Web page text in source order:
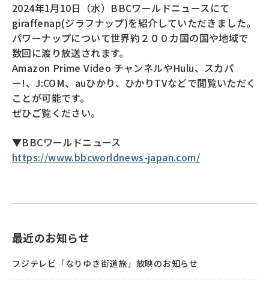
2024年1月10日（水）BBCワールドニュースにて
giraffenap(ジラフナップ)を紹介していただきました。
パワーナップについて世界約２００カ国の国や地域で
数回に渡り放送されます。
Amazon Prime Video チャンネルやHulu、スカパ
ー!、J:COM、auひかり、ひかりTVなどで閲覧いただく
ことが可能です。
ぜひご覧ください。
▼BBCワールドニュース
https://www.bbcworldnews-japan.com/
最近のお知らせ
フジテレビ「なりゆき街道旅」放映のお知らせ